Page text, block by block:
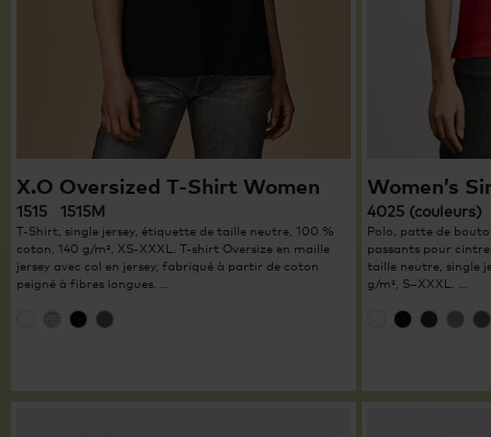
X.O Oversized T-Shirt Women
1515 1515M
T-Shirt, single jersey, étiquette de taille neutre, 100 %
coton, 140 g/m², XS-XXXL. T-shirt Oversize en maille
jersey avec col en jersey, fabriqué à partir de coton
peigné à fibres longues. …
Women’s
4025 (couleurs)
Polo, patte de
passants pour
taille neutre, single
g/m², S–XXXL. …